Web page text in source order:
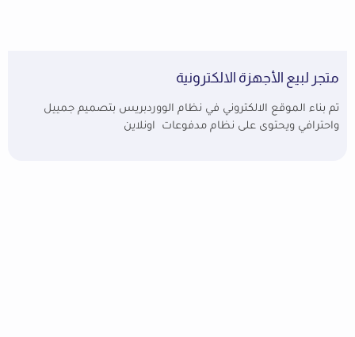
متجر لبيع الأجهزة الالكترونية
تم بناء الموقع الالكتروني في نظام الووردبريس بتصميم جمييل
واحترافي ويحتوى على نظام مدفوعات اونلاين